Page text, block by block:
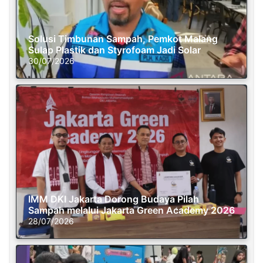
Solusi Timbunan Sampah, Pemkot Malang
Sulap Plastik dan Styrofoam Jadi Solar
30/07/2026
IMM DKI Jakarta Dorong Budaya Pilah
Sampah melalui Jakarta Green Academy 2026
28/07/2026